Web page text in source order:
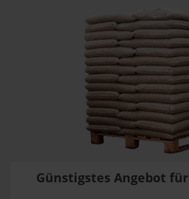
Günstigstes Angebot für